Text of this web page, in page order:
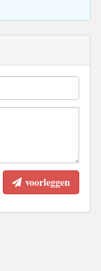
voorleggen